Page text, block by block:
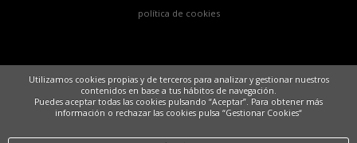
política de cookies
Utilizamos cookies propias y de terceros para analizar y gestionar nuestros
contenidos en base a tus hábitos de navegación.
Puedes aceptar todas las cookies pulsando “Aceptar”. Para obtener más
información o rechazar las cookies pulsa “Gestionar Cookies“